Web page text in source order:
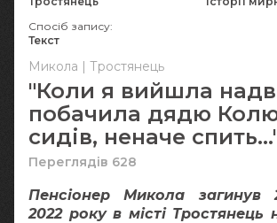
Микола | Тростянець
"Коли я вийшла
побачила дядю
сидів, неначе
Переглядів 628
Пенсіонер Микола загинув
2022 року в місті Тростянець
Спосіб запису:
Текст